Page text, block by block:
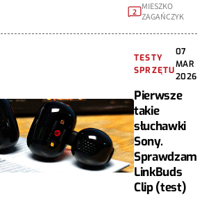
2
MIESZKO
ZAGAŃCZYK
TESTY
SPRZĘTU
07
MAR
2026
Pierwsze
takie
słuchawki
Sony.
Sprawdzam
LinkBuds
Clip (test)